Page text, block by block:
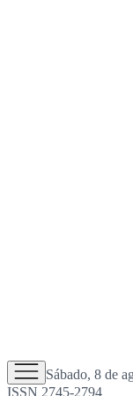
Sábado, 8 de
ISSN 2745-2794